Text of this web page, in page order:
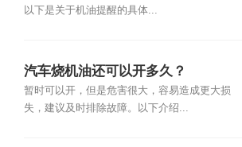
以下是关于机油提醒的具体...
汽车烧机油还可以开多久？
暂时可以开，但是危害很大，容易造成更大损
失，建议及时排除故障。以下介绍...